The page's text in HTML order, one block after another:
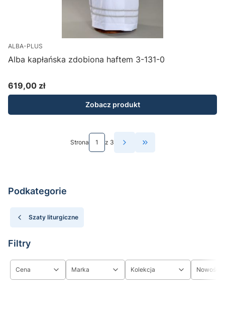
ALBA-PLUS
Alba kapłańska zdobiona haftem 3-131-0
Cena
619,00 zł
Zobacz produkt
Strona z 3 Przejdź do ostatniej
Podkategorie
Szaty liturgiczne
Filtry
Cena Marka Kolekcja Nowość